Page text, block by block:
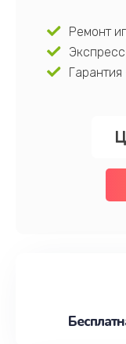
Ремонт